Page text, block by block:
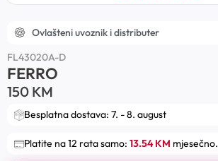
Ovlašteni uvoznik i distributer
FL43020A-D
FERRO
150 KM
Besplatna dostava: 7. - 8. august
Platite na 12 rata samo: 13.54 KM mjesečno.